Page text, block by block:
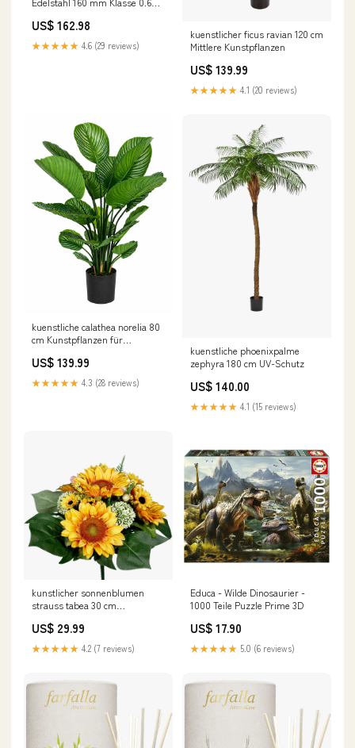
Fitting/Vehicle Fitting/2
Connections/Raufoss ABC
Assortment
US$ 162.98
★★★★★ 4.6 (29 reviews)
kuenstlicher ficus ravian 120 cm
Mittlere Kunstpflanzen
US$ 139.99
★★★★★ 4.1 (20 reviews)
kuenstliche calathea norelia 80
cm Kunstpflanzen für
US$ 139.99
★★★★★ 4.3 (28 reviews)
kuenstliche phoenixpalme
zephyra 180 cm UV-Schutz
US$ 140.00
★★★★★ 4.1 (15 reviews)
kunstlicher sonnenblumen
strauss tabea 30 cm
US$ 29.99
★★★★★ 4.2 (7 reviews)
Educa - Wilde Dinosaurier -
1000 Teile Puzzle Prime 3D
US$ 17.90
★★★★★ 5.0 (6 reviews)